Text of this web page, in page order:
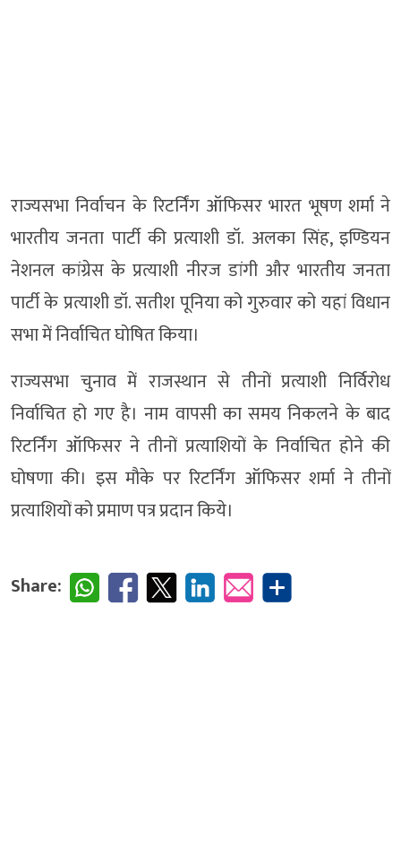
राज्यसभा निर्वाचन के रिटर्निंग ऑफिसर भारत भूषण शर्मा ने
भारतीय जनता पार्टी की प्रत्याशी डॉ. अलका सिंह, इण्डियन
नेशनल कांग्रेस के प्रत्याशी नीरज डांगी और भारतीय जनता
पार्टी के प्रत्याशी डॉ. सतीश पूनिया को गुरुवार को यहां विधान
सभा में निर्वाचित घोषित किया।
राज्यसभा चुनाव में राजस्थान से तीनों प्रत्याशी निर्विरोध
निर्वाचित हो गए है। नाम वापसी का समय निकलने के बाद
रिटर्निंग ऑफिसर ने तीनों प्रत्याशियों के निर्वाचित होने की
घोषणा की। इस मौके पर रिटर्निंग ऑफिसर शर्मा ने तीनों
प्रत्याशियों को प्रमाण पत्र प्रदान किये।
Share: